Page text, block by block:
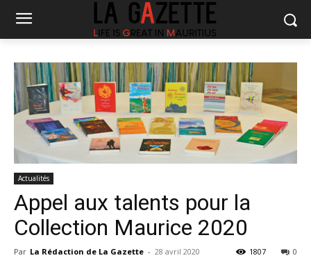
Actualités
Appel aux talents pour la
Collection Maurice 2020
Par La Rédaction de La Gazette - 28 avril 2020 0
1807